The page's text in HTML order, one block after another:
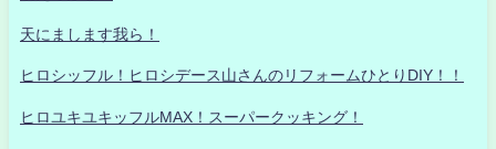
天にまします我ら！
ヒロシッフル！ヒロシデース山さんのリフォームひとりDIY！！
ヒロユキユキッフルMAX！スーパークッキング！